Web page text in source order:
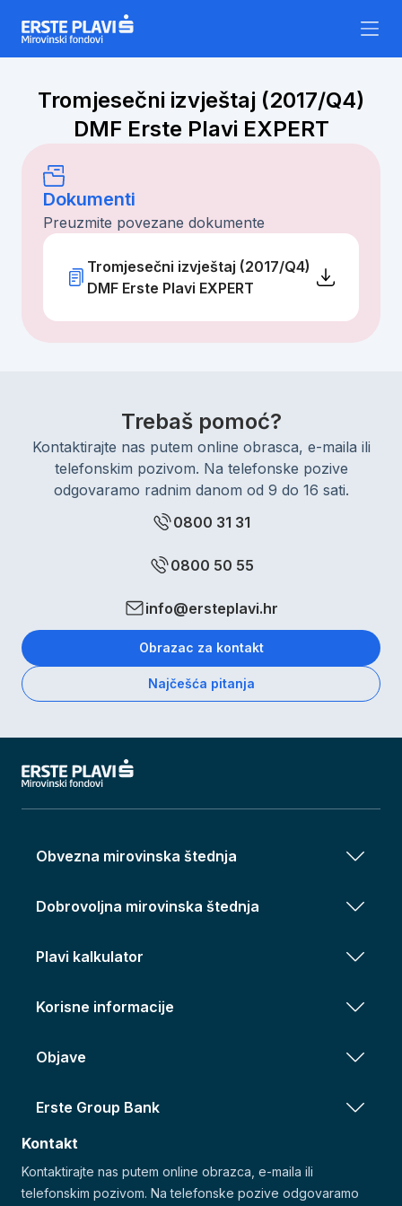
Tromjesečni izvještaj (2017/Q4)
DMF Erste Plavi EXPERT
Dokumenti
Preuzmite povezane dokumente
Tromjesečni izvještaj (2017/Q4)
DMF Erste Plavi EXPERT
Trebaš pomoć?
Kontaktirajte nas putem online obrasca, e-maila ili
telefonskim pozivom. Na telefonske pozive
odgovaramo radnim danom od 9 do 16 sati.
0800 31 31
0800 50 55
info@ersteplavi.hr
Obrazac za kontakt
Najčešća pitanja
Obvezna mirovinska štednja
Dobrovoljna mirovinska štednja
Plavi kalkulator
Korisne informacije
Objave
Erste Group Bank
Kontakt
Kontaktirajte nas putem online obrazca, e-maila ili
telefonskim pozivom. Na telefonske pozive odgovaramo